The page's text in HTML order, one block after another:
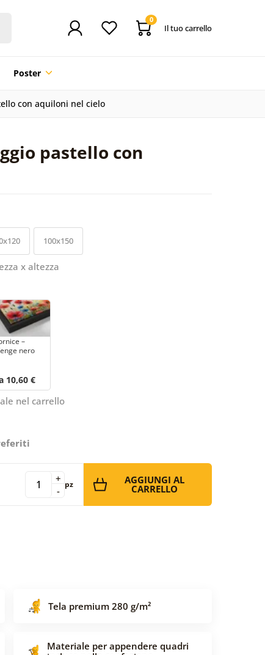
0
Il tuo carrello
Poster
con aquiloni nel cielo
pastello con
100x150
x altezza
–
nero
10,60 €
nel carrello
-
+ pz AGGIUNGI AL
CARRELLO
Tela premium 280 g/m²
Materiale per appendere quadri